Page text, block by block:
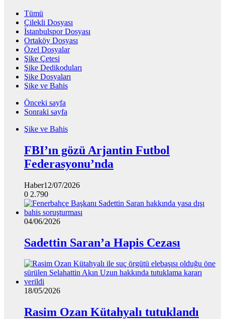
Tümü
Çilekli Dosyası
İstanbulspor Dosyası
Ortaköy Dosyası
Özel Dosyalar
Şike Çetesi
Şike Dedikoduları
Şike Dosyaları
Şike ve Bahis
Önceki sayfa
Sonraki sayfa
Şike ve Bahis
FBI’ın gözü Arjantin Futbol
Federasyonu’nda
Haber12/07/2026
0 2.790
04/06/2026
Sadettin Saran’a Hapis Cezası
18/05/2026
Rasim Ozan Kütahyalı tutuklandı